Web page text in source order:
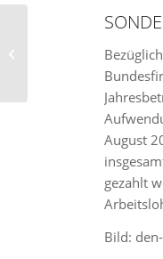
August
gezahlt
Bild: